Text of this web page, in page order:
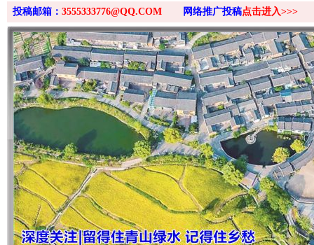
投稿邮箱： 3555333776@QQ.COM 网络推广投稿点击进入>>>